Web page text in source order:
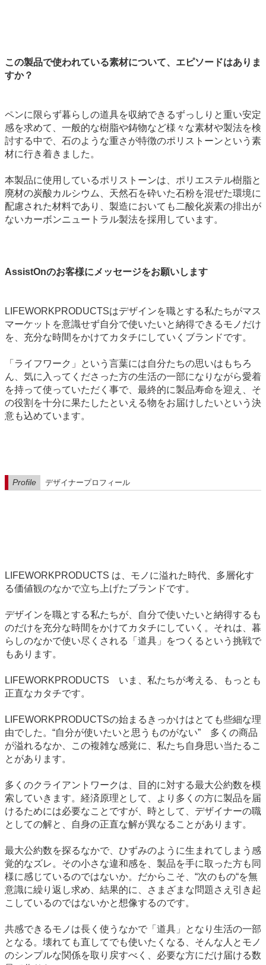
この製品で使われている素材について、エピソードはありま
すか？
ペンに限らず暮らしの道具を収納できるずっしりと重い安定
感を求めて、一般的な樹脂や鋳物など様々な素材や製法を検
討する中で、石のような重さが特徴のポリストーンという素
材に行き着きました。
本製品に使用しているポリストーンは、ポリエステル樹脂と
廃材の炭酸カルシウム、天然石を砕いた石粉を混ぜた環境に
配慮された材料であり、製造においても二酸化炭素の排出が
ないカーボンニュートラル製法を採用しています。
AssistOnのお客様にメッセージをお願いします
LIFEWORKPRODUCTSはデザインを職とする私たちがマス
マーケットを意識せず自分で使いたいと納得できるモノだけ
を、充分な時間をかけてカタチにしていくブランドです。
「ライフワーク」という言葉には自分たちの思いはもちろ
ん、気に入ってくださった方の生活の一部になりながら愛着
を持って使っていただく事で、最終的に製品寿命を迎え、そ
の役割を十分に果たしたといえる物をお届けしたいという決
意も込めています。
Profile デザイナープロフィール
LIFEWORKPRODUCTS は、モノに溢れた時代、多層化す
る価値観のなかで立ち上げたブランドです。
デザインを職とする私たちが、自分で使いたいと納得するも
のだけを充分な時間をかけてカタチにしていく。それは、暮
らしのなかで使い尽くされる「道具」をつくるという挑戦で
もあります。
LIFEWORKPRODUCTS いま、私たちが考える、もっとも
正直なカタチです。
LIFEWORKPRODUCTSの始まるきっかけはとても些細な理
由でした。“自分が使いたいと思うものがない” 多くの商品
が溢れるなか、この複雑な感覚に、私たち自身思い当たるこ
とがあります。
多くのクライアントワークは、目的に対する最大公約数を模
索していきます。経済原理として、より多くの方に製品を届
けるためには必要なことですが、時として、デザイナーの職
としての解と、自身の正直な解が異なることがあります。
最大公約数を探るなかで、ひずみのように生まれてしまう感
覚的なズレ。その小さな違和感を、製品を手に取った方も同
様に感じているのではないか。だからこそ、“次のもの“を無
意識に繰り返し求め、結果的に、さまざまな問題さえ引き起
こしているのではないかと想像するのです。
共感できるモノは長く使うなかで「道具」となり生活の一部
となる。壊れても直してでも使いたくなる、そんな人とモノ
のシンプルな関係を取り戻すべく、必要な方にだけ届ける数